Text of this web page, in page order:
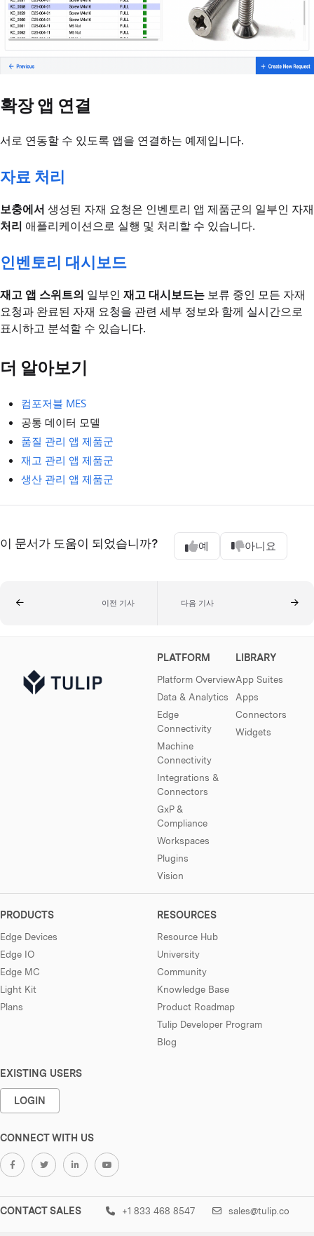
확장 앱 연결
서로 연동할 수 있도록 앱을 연결하는 예제입니다.
자료 처리
보충에서 생성된 자재 요청은 인벤토리 앱 제품군의 일부인 자재
처리 애플리케이션으로 실행 및 처리할 수 있습니다.
인벤토리 대시보드
재고 앱 스위트의 일부인 재고 대시보드는 보류 중인 모든 자재
요청과 완료된 자재 요청을 관련 세부 정보와 함께 실시간으로
표시하고 분석할 수 있습니다.
더 알아보기
컴포저블 MES
공통 데이터 모델
품질 관리 앱 제품군
재고 관리 앱 제품군
생산 관리 앱 제품군
이 문서가 도움이 되었습니까? 예 아니요
이전 기사 다음 기사
PLATFORM
Platform Overview
Data & Analytics
Edge
Connectivity
Machine
Connectivity
Integrations &
Connectors
GxP &
Compliance
Workspaces
Plugins
Vision
LIBRARY
App Suites
Apps
Connectors
Widgets
PRODUCTS
Edge Devices
Edge IO
Edge MC
Light Kit
Plans
RESOURCES
Resource Hub
University
Community
Knowledge Base
Product Roadmap
Tulip Developer Program
Blog
EXISTING USERS
LOGIN
CONNECT WITH US
CONTACT SALES +1 833 468 8547 sales@tulip.co